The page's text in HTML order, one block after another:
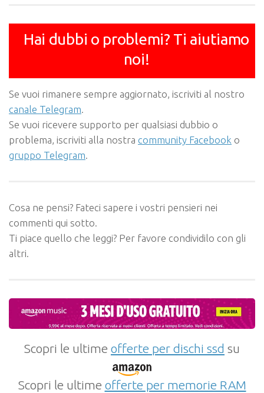
Hai dubbi o problemi? Ti aiutiamo
noi!
Se vuoi rimanere sempre aggiornato, iscriviti al nostro
canale Telegram.
Se vuoi ricevere supporto per qualsiasi dubbio o
problema, iscriviti alla nostra community Facebook o
gruppo Telegram.
Cosa ne pensi? Fateci sapere i vostri pensieri nei
commenti qui sotto.
Ti piace quello che leggi? Per favore condividilo con gli
altri.
Scopri le ultime offerte per dischi ssd su
Scopri le ultime offerte per memorie RAM